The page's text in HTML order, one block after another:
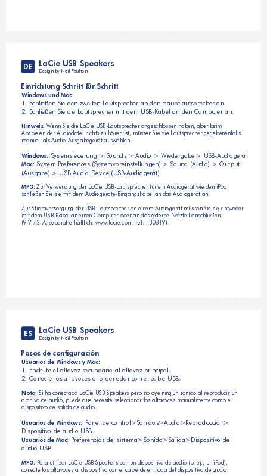
LaCie USB Speakers
DE
Design by Neil Poulton
Einrichtung Schritt für Schritt
Windows und Mac:
1. Schließen Sie den zweiten Lautsprecher an den Hauptlautsprecher an.
2. Schließen Sie die Lautsprecher mit dem USB-Kabel an den Computer an.
Hinweis: Wenn Sie die LaCie USB-Lautsprecher angeschlossen haben, aber beim
Abspielen der Audiodatei nichts zu hören ist, müssen Sie die Lautsprecher gegebenenfalls
manuell als Audio-Ausgabegerät auswählen.
Windows: Systemsteuerung > Sounds > Audio > Wiedergabe > USB-Audiogerät
Mac: System Preferences (Systemvoreinstellungen) > Sound (Audio) > Output
(Ausgabe) > USB Audio Device (USB-Audiogerät)
MP3: Zur Verwendung der LaCie USB-Lautsprecher für ein Audiogerät wie den iPod
schließen Sie sie mit dem Audiogeräte-Eingangskabel an das Audiogerät an.
Zur Stromversorgung der USB-Lautsprecher an einem Audiogerät müssen Sie sie entweder
mit dem USB-Kabel an einen Computer oder an das externe Netzteil anschließen
(9 V / 2 A, separat erhältlich: www.lacie.com, ref: 130819).
LaCie USB Speakers
ES
Design by Neil Poulton
Pasos de configuración
Usuarios de Windows y Mac:
1. Enchufe el altavoz secundario al altavoz principal.
2. Conecte los altavoces al ordenador con el cable USB.
Nota: Si ha conectado LaCie USB Speakers pero no oye ningún sonido al reproducir un
archivo de audio, puede que necesite seleccionar los altavoces manualmente como el
dispositivo de salida de audio.
Usuarios de Windows:
Panel de control>Sonidos>Audio>Reproducción>
Dispositivo de audio USB
Usuarios de Mac:
Preferencias del sistema>Sonido>Salida>Dispositivo de
audio USB
MP3: Para utilizar LaCie USB Speakers con un dispositivo de audio (p. ej., un iPod),
conecte los altavoces al dispositivo con el cable de entrada del dispositivo de audio.